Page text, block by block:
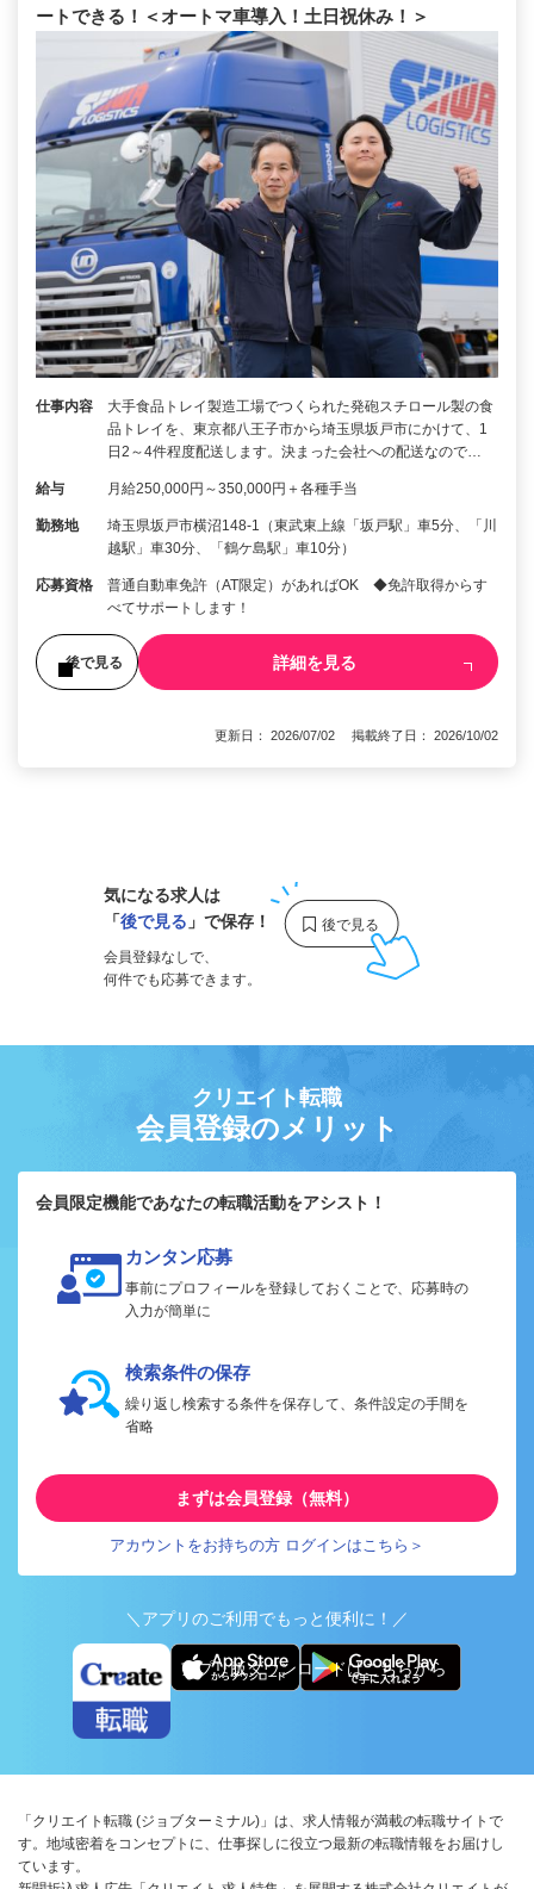
ートできる！＜オートマ車導入！土日祝休み！＞
仕事内容
大手食品トレイ製造工場でつくられた発砲スチロール製の食
品トレイを、東京都八王子市から埼玉県坂戸市にかけて、1
日2～4件程度配送します。決まった会社への配送なので…
給与 月給250,000円～350,000円＋各種手当
勤務地
埼玉県坂戸市横沼148-1（東武東上線「坂戸駅」車5分、「川
越駅」車30分、「鶴ケ島駅」車10分）
応募資格
普通自動車免許（AT限定）があればOK ◆免許取得からす
べてサポートします！
後で見る 詳細を見る
更新日： 2026/07/02 掲載終了日： 2026/10/02
気になる求人は
「後で見る 」で保存！
会員登録なしで、
何件でも応募できます。
クリエイト転職
会員登録のメリット
会員限定機能であなたの転職活動をアシスト！
カンタン応募
事前にプロフィールを登録しておくことで、応募時の
入力が簡単に
検索条件の保存
繰り返し検索する条件を保存して、条件設定の手間を
省略
まずは会員登録（無料）
アカウントをお持ちの方 ログインはこちら＞
＼アプリのご利用でもっと便利に！／
アプリ版ダウンロードはこちらから
「クリエイト転職 (ジョブターミナル)」は、求人情報が満載の転職サイトで
す。地域密着をコンセプトに、仕事探しに役立つ最新の転職情報をお届けし
ています。